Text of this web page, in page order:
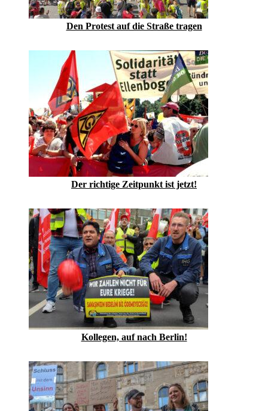
Den Protest auf die Straße tragen
Der richtige Zeitpunkt ist jetzt!
Kollegen, auf nach Berlin!